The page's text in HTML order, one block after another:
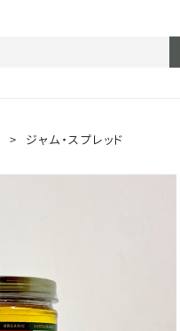
> ジャム・スプレッド